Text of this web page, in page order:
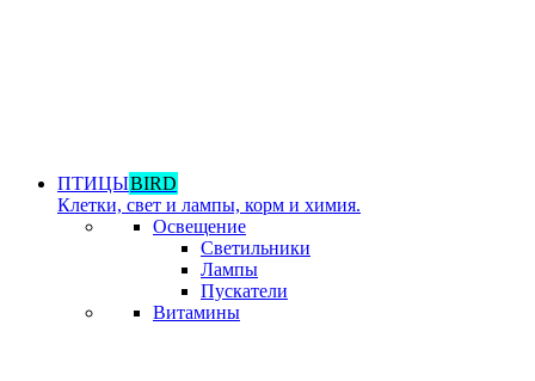
ПТИЦЫBIRD
Клетки, свет и лампы, корм и химия.
Освещение
Светильники
Лампы
Пускатели
Витамины